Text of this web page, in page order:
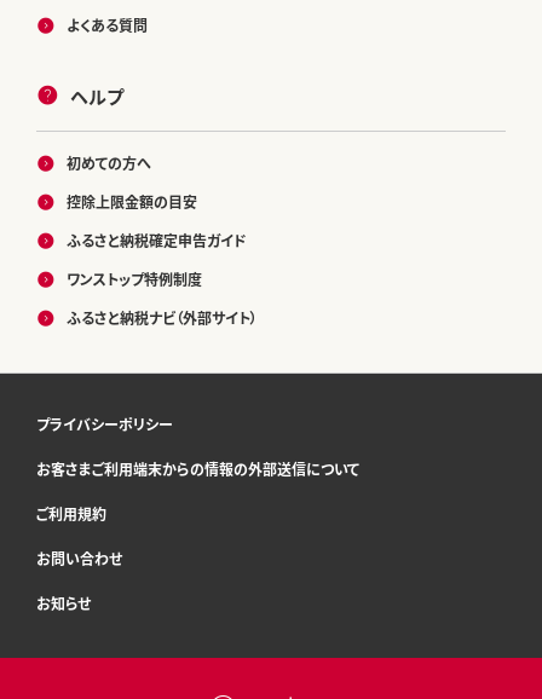
よくある質問
ヘルプ
初めての方へ
控除上限金額の目安
ふるさと納税確定申告ガイド
ワンストップ特例制度
ふるさと納税ナビ（外部サイト）
プライバシーポリシー
お客さまご利用端末からの情報の外部送信について
ご利用規約
お問い合わせ
お知らせ